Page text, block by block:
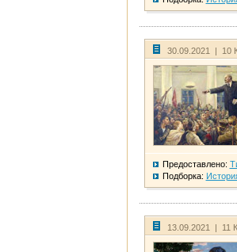
30.09.2021 | 10
Предоставлено:
Подборка:
13.09.2021 | 11